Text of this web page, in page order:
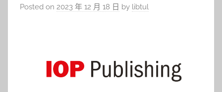
Posted on 2023 年 12 月 18 日 by libtul